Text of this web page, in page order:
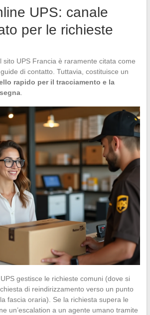
UPS: canale
per le richieste
sito UPS Francia è raramente citata come
di contatto. Tuttavia, costituisce un
rapido per il tracciamento e la
.
gestisce le richieste comuni (dove si
di reindirizzamento verso un punto
fascia oraria). Se la richiesta supera le
un’escalation a un agente umano tramite